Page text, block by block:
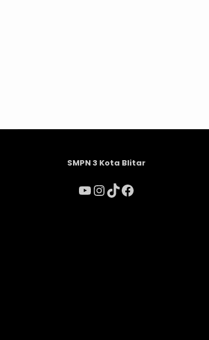
SMPN 3 Kota Blitar